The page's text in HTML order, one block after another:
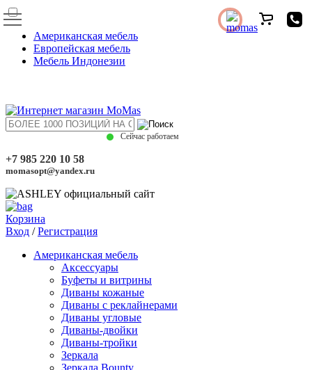
Американская мебель
Европейская мебель
Мебель Индонезии
Сейчас работаем
+7 985 220 10 58
momasopt@yandex.ru
Корзина
Вход /Регистрация
Американская мебель
Аксессуары
Буфеты и витрины
Диваны кожаные
Диваны с реклайнерами
Диваны угловые
Диваны-двойки
Диваны-тройки
Зеркала
Зеркала Bounty